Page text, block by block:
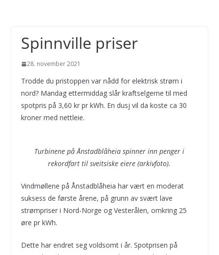
Spinnville priser
28. november 2021
Trodde du pristoppen var nådd for elektrisk strøm i
nord? Mandag ettermiddag slår kraftselgerne til med
spotpris på 3,60 kr pr kWh. En dusj vil da koste ca 30
kroner med nettleie.
Turbinene på Ånstadblåheia spinner inn penger i
rekordfart til sveitsiske eiere (arkivfoto).
Vindmøllene på Ånstadblåheia har vært en moderat
suksess de første årene, på grunn av svært lave
strømpriser i Nord-Norge og Vesterålen, omkring 25
øre pr kWh.
Dette har endret seg voldsomt i år. Spotprisen på